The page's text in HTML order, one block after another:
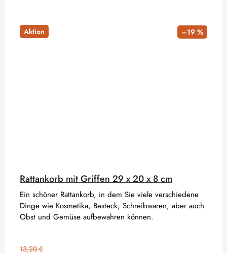
Aktion –19 %
Rattankorb mit Griffen 29 x 20 x 8 cm
13,20 €
Ein schöner Rattankorb, in dem Sie viele verschiedene
Dinge wie Kosmetika, Besteck, Schreibwaren, aber auch
Obst und Gemüse aufbewahren können.